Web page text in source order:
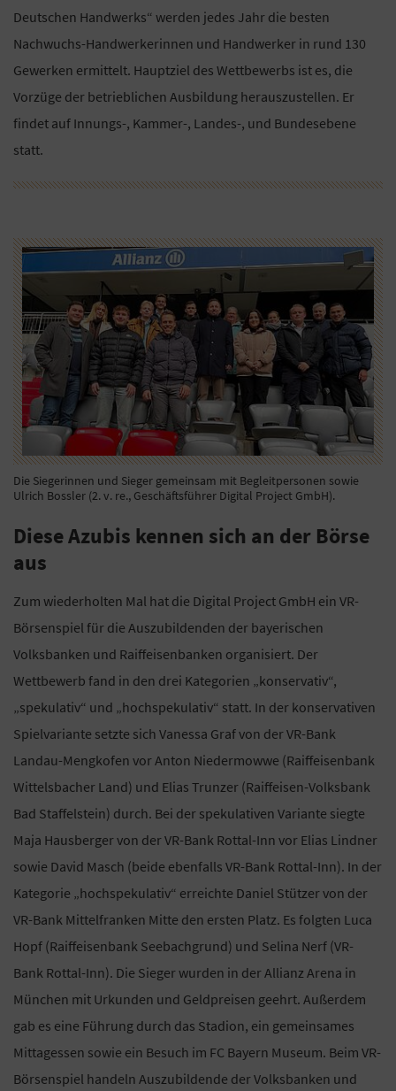
Deutschen Handwerks“ werden jedes Jahr die besten
Nachwuchs-Handwerkerinnen und Handwerker in rund 130
Gewerken ermittelt. Hauptziel des Wettbewerbs ist es, die
Vorzüge der betrieblichen Ausbildung herauszustellen. Er
findet auf Innungs-, Kammer-, Landes-, und Bundesebene
statt.
Die Siegerinnen und Sieger gemeinsam mit Begleitpersonen sowie
Ulrich Bossler (2. v. re., Geschäftsführer Digital Project GmbH).
Diese Azubis kennen sich an der Börse
aus
Zum wiederholten Mal hat die Digital Project GmbH ein VR-
Börsenspiel für die Auszubildenden der bayerischen
Volksbanken und Raiffeisenbanken organisiert. Der
Wettbewerb fand in den drei Kategorien „konservativ“,
„spekulativ“ und „hochspekulativ“ statt. In der konservativen
Spielvariante setzte sich Vanessa Graf von der VR-Bank
Landau-Mengkofen vor Anton Niedermowwe (Raiffeisenbank
Wittelsbacher Land) und Elias Trunzer (Raiffeisen-Volksbank
Bad Staffelstein) durch. Bei der spekulativen Variante siegte
Maja Hausberger von der VR-Bank Rottal-Inn vor Elias Lindner
sowie David Masch (beide ebenfalls VR-Bank Rottal-Inn). In der
Kategorie „hochspekulativ“ erreichte Daniel Stützer von der
VR-Bank Mittelfranken Mitte den ersten Platz. Es folgten Luca
Hopf (Raiffeisenbank Seebachgrund) und Selina Nerf (VR-
Bank Rottal-Inn). Die Sieger wurden in der Allianz Arena in
München mit Urkunden und Geldpreisen geehrt. Außerdem
gab es eine Führung durch das Stadion, ein gemeinsames
Mittagessen sowie ein Besuch im FC Bayern Museum. Beim VR-
Börsenspiel handeln Auszubildende der Volksbanken und